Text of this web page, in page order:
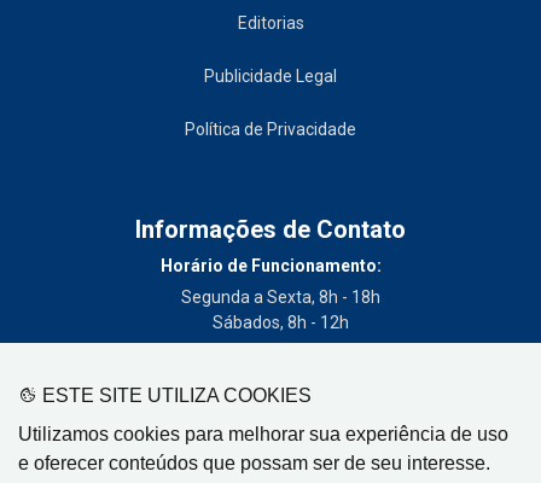
ESTE SITE UTILIZA COOKIES
Utilizamos cookies para melhorar sua experiência de uso
e oferecer conteúdos que possam ser de seu interesse.
Editorias
Publicidade Legal
Política de Privacidade
Informações de Contato
Horário de Funcionamento:
Segunda a Sexta, 8h - 18h
Sábados, 8h - 12h
(19) 3404-3700
Circulação:
Limeira - SP, Artur Nogueira - SP, Cordeirópolis - SP,